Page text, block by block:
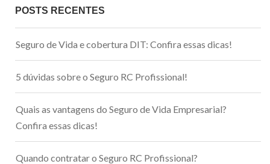
POSTS RECENTES
Seguro de Vida e cobertura DIT: Confira essas dicas!
5 dúvidas sobre o Seguro RC Profissional!
Quais as vantagens do Seguro de Vida Empresarial?
Confira essas dicas!
Quando contratar o Seguro RC Profissional?